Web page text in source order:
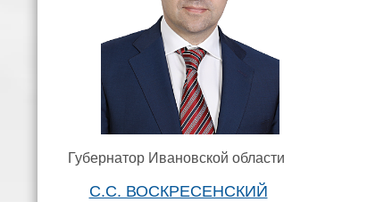
Губернатор Ивановской области
С.С. ВОСКРЕСЕНСКИЙ